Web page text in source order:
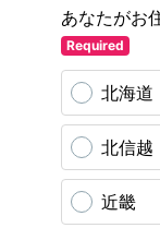
あなたがお
Required
北海道
北信越
近畿